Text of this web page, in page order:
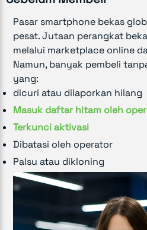
Pasar smartphone bekas
pesat. Jutaan perangkat
melalui marketplace online
Namun, banyak pembeli
yang:
dicuri atau dilaporkan hilang
Masuk daftar hitam oleh
Terkunci aktivasi
Dibatasi oleh operator
Palsu atau dikloning